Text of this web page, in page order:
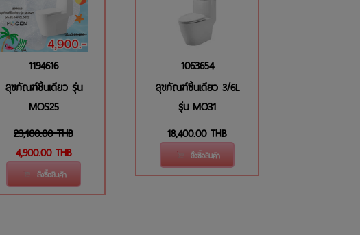
1194616
สุขภัณฑ์ชิ้นเดียว รุ่น
MOS25
23,100.00 THB
4,900.00THB
สั่งซื้อสินค้า
1063654
สุขภัณฑ์ชิ้นเดียว 3/6L
รุ่น MO31
18,400.00 THB
สั่งซื้อสินค้า